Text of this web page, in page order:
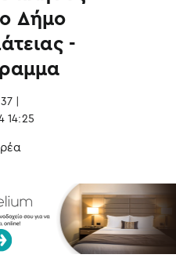
Δήμο
-
|
14:25